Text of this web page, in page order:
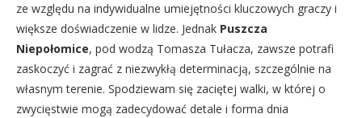
ze względu na indywidualne umiejętności kluczowych graczy i
większe doświadczenie w lidze. Jednak Puszcza
Niepołomice, pod wodzą Tomasza Tułacza, zawsze potrafi
zaskoczyć i zagrać z niezwykłą determinacją, szczególnie na
własnym terenie. Spodziewam się zaciętej walki, w której o
zwycięstwie mogą zadecydować detale i forma dnia